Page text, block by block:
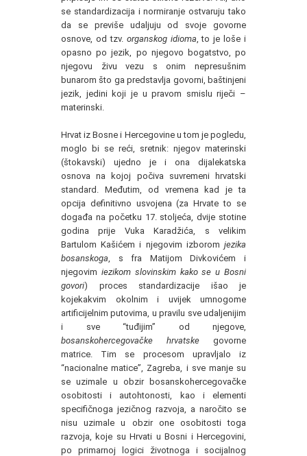
se standardizacija i normiranje ostvaruju tako
da se previše udaljuju od svoje govorne
osnove, od tzv. organskog idioma , to je loše i
opasno po jezik, po njegovo bogatstvo, po
njegovu živu vezu s onim nepresušnim
bunarom što ga predstavlja govorni, baštinjeni
jezik, jedini koji je u pravom smislu riječi –
materinski.
Hrvat iz Bosne i Hercegovine u tom je pogledu,
moglo bi se reći, sretnik: njegov materinski
(štokavski) ujedno je i ona dijalekatska
osnova na kojoj počiva suvremeni hrvatski
standard. Međutim, od vremena kad je ta
opcija definitivno usvojena (za Hrvate to se
događa na početku 17. stoljeća, dvije stotine
godina prije Vuka Karadžića, s velikim
Bartulom Kašićem i njegovim izborom jezika
bosanskoga , s fra Matijom Divkovićem i
njegovim iezikom slovinskim kako se u Bosni
govori) proces standardizacije išao je
kojekakvim okolnim i uvijek umnogome
artificijelnim putovima, u pravilu sve udaljenijim
i sve “tuđijim” od njegove,
bosanskohercegovačke hrvatske govorne
matrice. Tim se procesom upravljalo iz
“nacionalne matice”, Zagreba, i sve manje su
se uzimale u obzir bosanskohercegovačke
osobitosti i autohtonosti, kao i elementi
specifičnoga jezičnog razvoja, a naročito se
nisu uzimale u obzir one osobitosti toga
razvoja, koje su Hrvati u Bosni i Hercegovini,
po primarnoj logici životnoga i socijalnog